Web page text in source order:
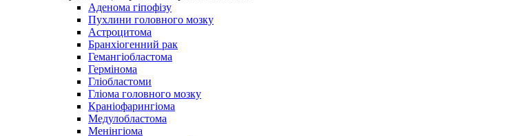
Аденома гіпофізу
Пухлини головного мозку
Астроцитома
Бранхіогенний рак
Гемангіобластома
Гермінома
Гліобластоми
Гліома головного мозку
Краніофарингіома
Медулобластома
Менінгіома